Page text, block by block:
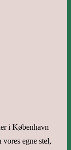
i København
egne stel,